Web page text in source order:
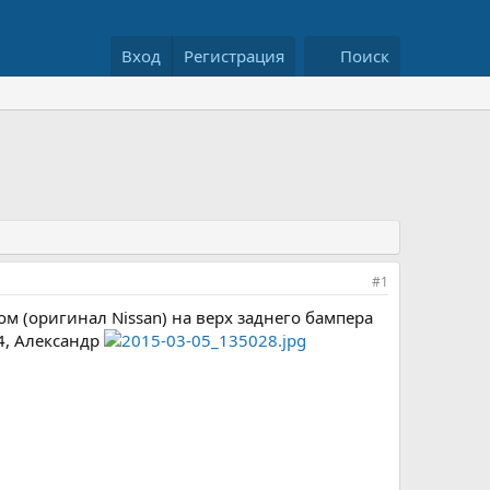
Вход Регистрация Поиск
#1
(оригинал Nissan) на верх заднего бампера
Александр